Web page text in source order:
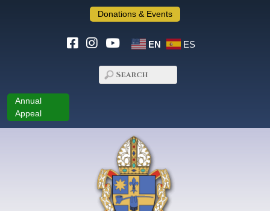
Donations & Events
EN ES
Annual
Appeal